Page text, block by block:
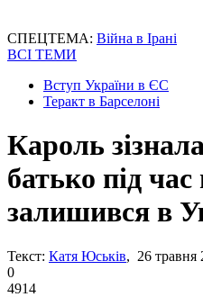
СПЕЦТЕМА: Війна в Ірані
ВСІ ТЕМИ
Вступ України в ЄС
Теракт в Барселоні
Кароль
батько під час
залишився в
Текст: Катя Юськів, 26 травня
0
4914